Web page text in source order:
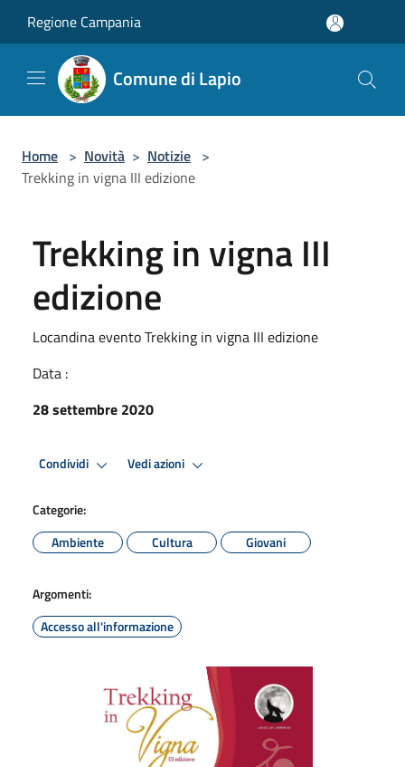
Regione Campania
Comune di Lapio
Home > Novità > Notizie >
Trekking in vigna III edizione
Trekking in vigna III
edizione
Locandina evento Trekking in vigna III edizione
Data :
28 settembre 2020
Condividi Vedi azioni
Categorie:
Ambiente
Cultura Giovani
Argomenti:
Accesso all'informazione